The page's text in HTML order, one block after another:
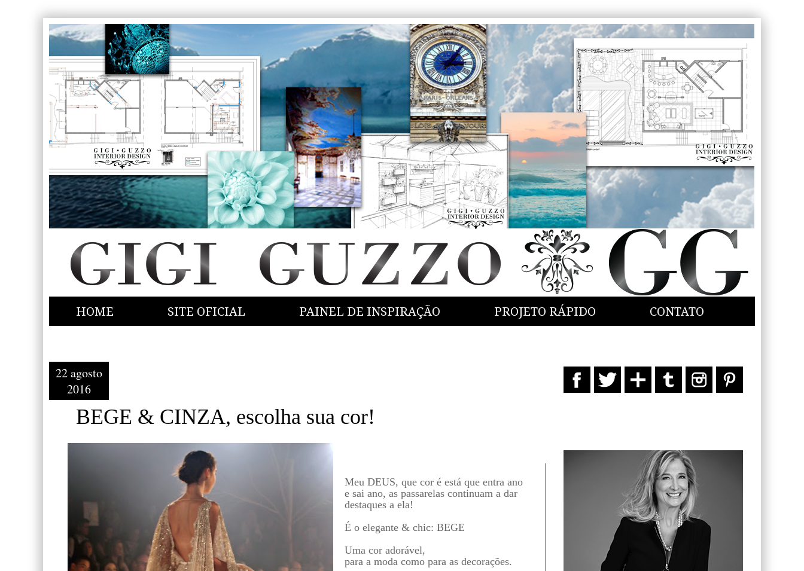
HOME SITE OFICIAL PAINEL DE INSPIRAÇÃO PROJETO RÁPIDO CONTATO
22 agosto
2016
BEGE & CINZA, escolha sua cor!
Meu DEUS, que cor é está que entra ano
e sai ano, as passarelas continuam a dar
destaques a ela!
É o elegante & chic: BEGE
Uma cor adorável,
para a moda como para as decorações.